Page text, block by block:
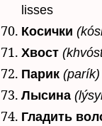
lisses
Косички
Хвост
Парик (parík)
Лысина
Гладить